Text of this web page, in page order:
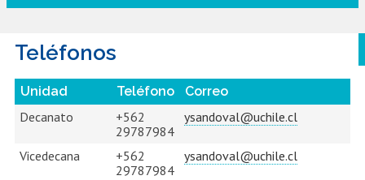
INVESTIGACIÓN CREACIÓN
EXTENSIÓN
INTERNACIONAL
ADMISIÓN
Teléfonos
Unidad Teléfono Correo
Decanato
+562
29787984
ysandoval@uchile.cl
Vicedecana
+562
29787984
ysandoval@uchile.cl